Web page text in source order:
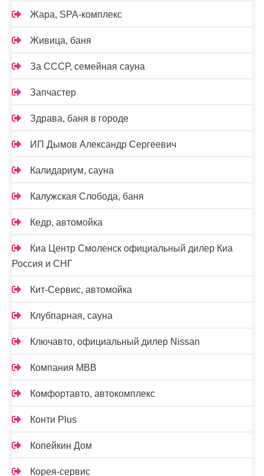
Жара, SPA-комплекс
Живица, баня
За СССР, семейная сауна
Запчастер
Здрава, баня в городе
ИП Дымов Александр Сергеевич
Калидариум, сауна
Калужская Слобода, баня
Кедр, автомойка
Киа Центр Смоленск официальный дилер Киа
Россия и СНГ
Кит-Сервис, автомойка
Клубпарная, сауна
Ключавто, официальный дилер Nissan
Компания МВВ
Комфортавто, автокомплекс
Конти Plus
Копейкин Дом
Корея-сервис